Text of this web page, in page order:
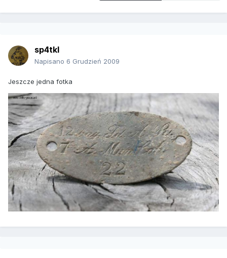
sp4tkl
Napisano 6 Grudzień 2009
Jeszcze jedna fotka